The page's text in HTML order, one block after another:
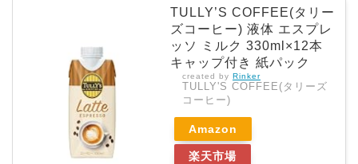
TULLY’S COFFEE(タリー
ズコーヒー) 液体 エスプレ
ッソ ミルク 330ml×12本
キャップ付き 紙パック
created by Rinker
TULLY'S COFFEE(タリーズ
コーヒー)
Amazon
楽天市場